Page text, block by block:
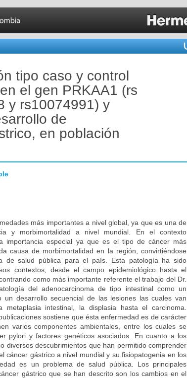
tipo caso y control
el gen PRKAA1 (rs
y rs10074991) y
de
en población
más importantes a nivel global, ya que es una de
y morbimortalidad a nivel mundial. En el contexto
importancia especial ya que es el tipo de cáncer más
causa de morbimortalidad en la región, convirtiéndose
de salud pública para el país. Esta patología ha sido
contextos, desde el campo epidemiológico hasta el
como más importante referente el trabajo del Dr.
del adenocarcinoma de tipo intestinal como un
un desarrollo secuencial de las lesiones las cuales van
intestinal, la displasia hasta el carcinoma.
sostiene que ésta enfermedad es de carácter
varios componentes ambientales, entre los cuales se
pylori y factores genéticos asociados. En cuanto a los
diversos descubrimientos que han permitido comprender
cáncer gástrico a nivel mundial y su fisiopatogenia en los
es un problema de salud pública. Los principales
gástrico que se han descrito son los cambios en el